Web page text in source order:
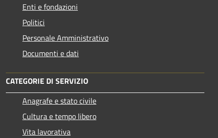
Enti e fondazioni
Politici
Personale Amministrativo
Documenti e dati
CATEGORIE DI SERVIZIO
Anagrafe e stato civile
Cultura e tempo libero
Vita lavorativa